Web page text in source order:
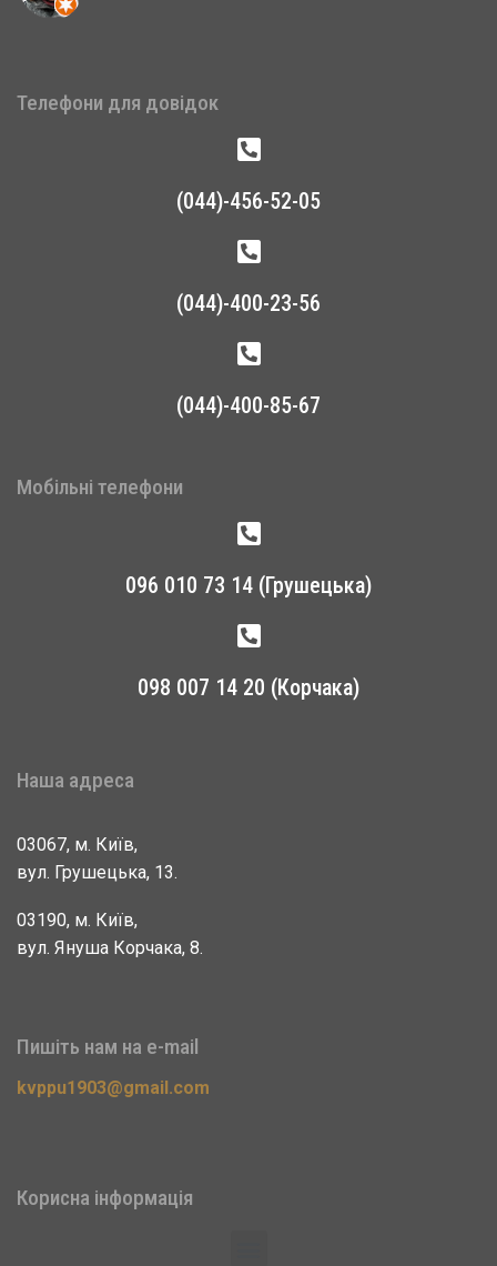
Телефони для довідок
(044)-456-52-05
(044)-400-23-56
(044)-400-85-67
Мобільні телефони
096 010 73 14 (Грушецька)
098 007 14 20 (Корчака)
Наша адреса
03067, м. Київ,
вул. Грушецька, 13.
03190, м. Київ,
вул. Януша Корчака, 8.
Пишіть нам на e-mail
kvppu1903@gmail.com
Корисна інформація